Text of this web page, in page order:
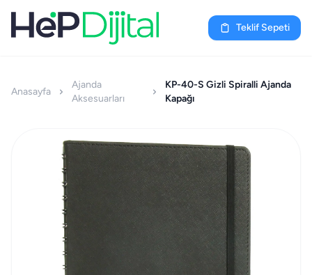
Teklif Sepeti
Anasayfa
Ajanda
Aksesuarları
KP-40-S Gizli Spiralli Ajanda
Kapağı